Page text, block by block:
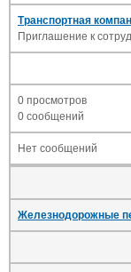
Транспортная
Приглашение к
0 просмотров
0 сообщений
Нет сообщений
Железнодорожные